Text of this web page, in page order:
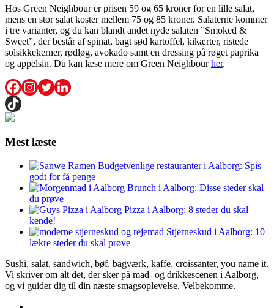
Hos Green Neighbour er prisen 59 og 65 kroner for en lille salat,
mens en stor salat koster mellem 75 og 85 kroner. Salaterne kommer
i tre varianter, og du kan blandt andet nyde salaten ”Smoked &
Sweet”, der består af spinat, bagt sød kartoffel, kikærter, ristede
solsikkekerner, rødløg, avokado samt en dressing på røget paprika
og appelsin. Du kan læse mere om Green Neighbourher.
Mest læste
Budgetvenlige restauranter i Aalborg: Spis
godt for få penge
Brunch i Aalborg: Disse steder skal
du prøve
Pizza i Aalborg: 8 steder du skal
kende!
Stjerneskud i Aalborg: 10
lækre steder du skal prøve
Sushi, salat, sandwich, bøf, bagværk, kaffe, croissanter, you name it.
Vi skriver om alt det, der sker på mad- og drikkescenen i Aalborg,
og vi guider dig til din næste smagsoplevelse. Velbekomme.